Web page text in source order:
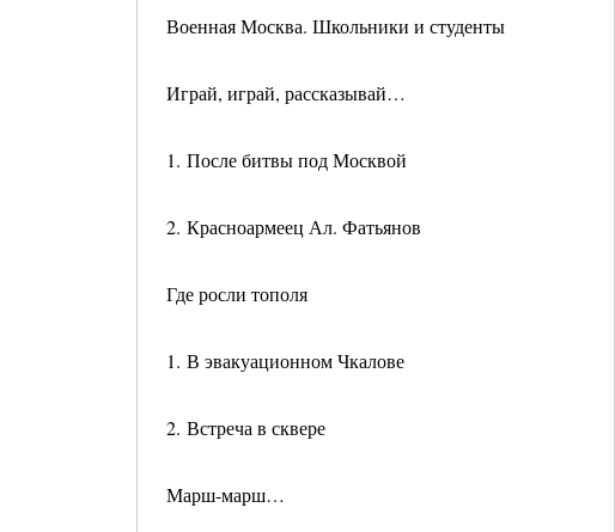
Военная Москва. Школьники и студенты
Играй, играй, рассказывай…
1. После битвы под Москвой
2. Красноармеец Ал. Фатьянов
Где росли тополя
1. В эвакуационном Чкалове
2. Встреча в сквере
Марш-марш…